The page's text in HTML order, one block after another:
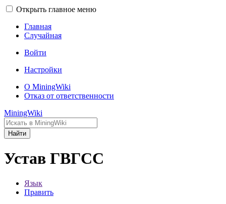
Открыть главное меню
Главная
Случайная
Войти
Настройки
О MiningWiki
Отказ от ответственности
MiningWiki
Найти
Устав ГВГСС
Язык
Править